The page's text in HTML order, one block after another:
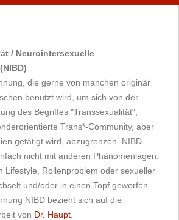
/ Neurointersexuelle
die gerne von manchen originär
benutzt wird, um sich von der
des Begriffes "Transsexualität",
Trans*-Community, aber
getätigt wird, abzugrenzen. NIBD-
nicht mit anderen Phänomenlagen,
Lifestyle, Rollenproblem oder sexueller
und/oder in einen Topf geworfen
NIBD bezieht sich auf die
von Dr. Haupt